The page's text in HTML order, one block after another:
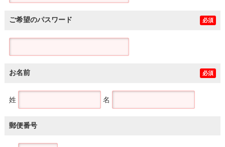
ご希望のパスワード 必須
お名前 必須
姓 名
郵便番号